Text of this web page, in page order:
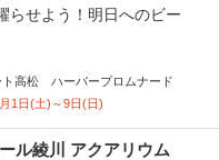
らせよう！明日へのビー
ト高松 ハーバープロムナード
1日(土)～9日(日)
ル綾川 アクアリウム